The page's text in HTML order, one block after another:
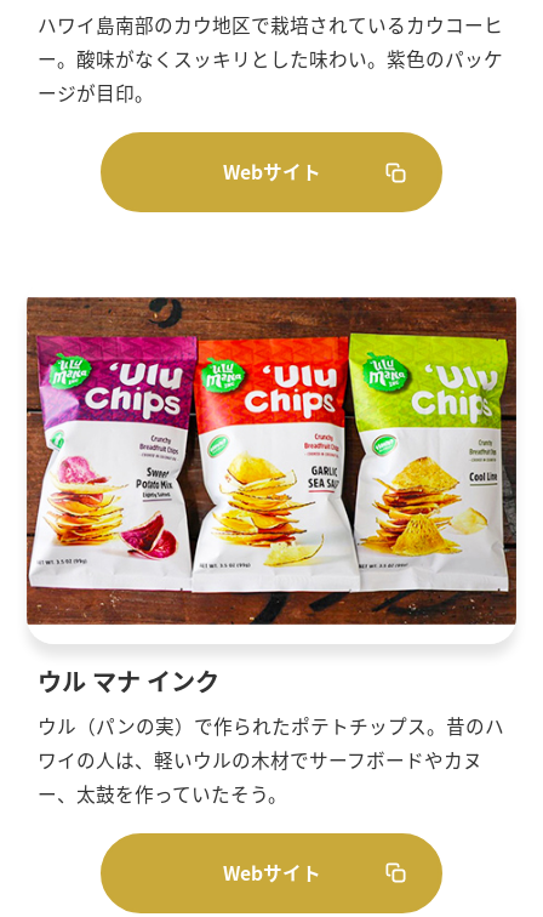
ハワイ島南部のカウ地区で栽培されているカウコーヒ
ー。酸味がなくスッキリとした味わい。紫色のパッケ
ージが目印。
Webサイト
ウル マナ インク
ウル（パンの実）で作られたポテトチップス。昔のハ
ワイの人は、軽いウルの木材でサーフボードやカヌ
ー、太鼓を作っていたそう。
Webサイト